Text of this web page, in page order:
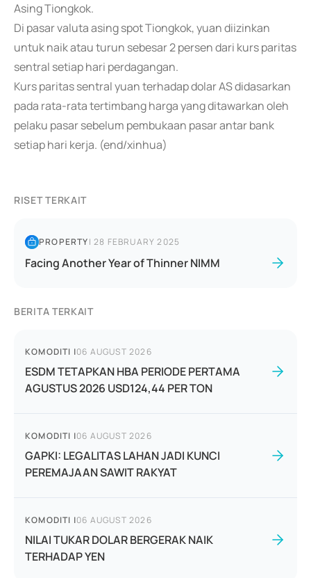
Asing Tiongkok.
Di pasar valuta asing spot Tiongkok, yuan diizinkan
untuk naik atau turun sebesar 2 persen dari kurs paritas
sentral setiap hari perdagangan.
Kurs paritas sentral yuan terhadap dolar AS didasarkan
pada rata-rata tertimbang harga yang ditawarkan oleh
pelaku pasar sebelum pembukaan pasar antar bank
setiap hari kerja. (end/xinhua)
RISET TERKAIT
PROPERTY|28 FEBRUARY 2025
Facing Another Year of Thinner NIMM
BERITA TERKAIT
KOMODITI |06 AUGUST 2026
ESDM TETAPKAN HBA PERIODE PERTAMA
AGUSTUS 2026 USD124,44 PER TON
KOMODITI |06 AUGUST 2026
GAPKI: LEGALITAS LAHAN JADI KUNCI
PEREMAJAAN SAWIT RAKYAT
KOMODITI |06 AUGUST 2026
NILAI TUKAR DOLAR BERGERAK NAIK
TERHADAP YEN